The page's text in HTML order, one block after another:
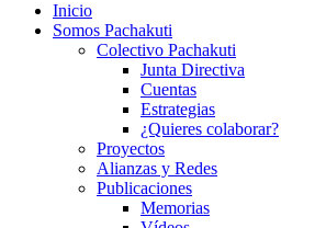
Inicio
Somos Pachakuti
Colectivo Pachakuti
Junta Directiva
Cuentas
Estrategias
¿Quieres colaborar?
Proyectos
Alianzas y Redes
Publicaciones
Memorias